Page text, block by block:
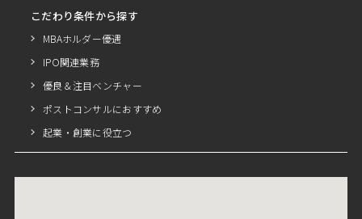
こだわり条件から探す
MBAホルダー優遇
IPO関連業務
優良＆注目ベンチャー
ポストコンサルにおすすめ
起業・創業に役立つ